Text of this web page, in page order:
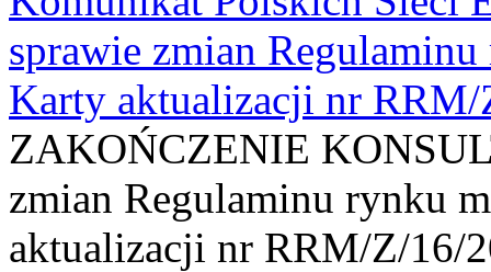
sprawie zmian
Karty aktualizacji nr
ZAKOŃCZENIE
zmian Regulaminu rynku
aktualizacji nr RRM/Z/16/